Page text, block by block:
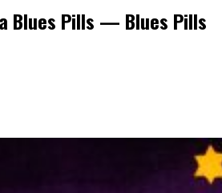
Blues Pills — Blues Pills